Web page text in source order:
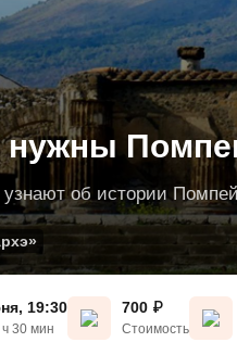
нужны
об истории
19:30
30 мин
700 ₽
Стоимость